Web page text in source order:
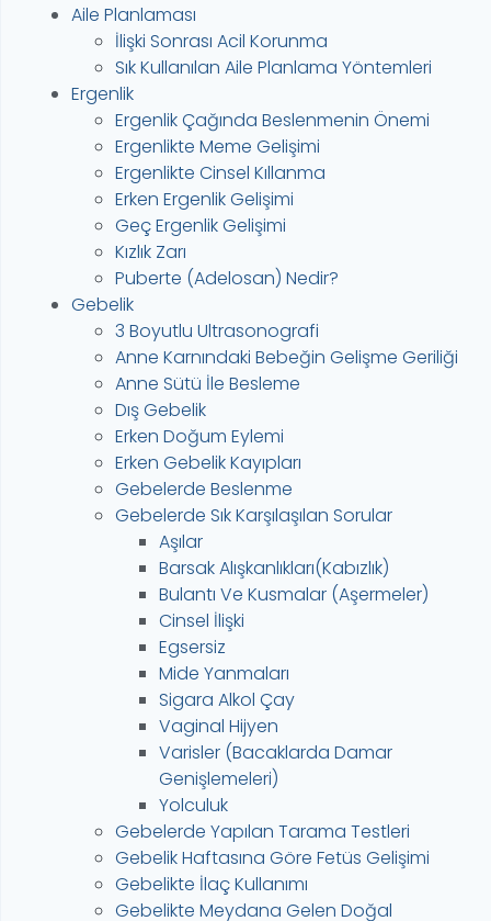
Aile Planlaması
İlişki Sonrası Acil Korunma
Sık Kullanılan Aile Planlama Yöntemleri
Ergenlik
Ergenlik Çağında Beslenmenin Önemi
Ergenlikte Meme Gelişimi
Ergenlikte Cinsel Kıllanma
Erken Ergenlik Gelişimi
Geç Ergenlik Gelişimi
Kızlık Zarı
Puberte (Adelosan) Nedir?
Gebelik
3 Boyutlu Ultrasonografi
Anne Karnındaki Bebeğin Gelişme Geriliği
Anne Sütü İle Besleme
Dış Gebelik
Erken Doğum Eylemi
Erken Gebelik Kayıpları
Gebelerde Beslenme
Gebelerde Sık Karşılaşılan Sorular
Aşılar
Barsak Alışkanlıkları(Kabızlık)
Bulantı Ve Kusmalar (Aşermeler)
Cinsel İlişki
Egsersiz
Mide Yanmaları
Sigara Alkol Çay
Vaginal Hijyen
Varisler (Bacaklarda Damar
Genişlemeleri)
Yolculuk
Gebelerde Yapılan Tarama Testleri
Gebelik Haftasına Göre Fetüs Gelişimi
Gebelikte İlaç Kullanımı
Gebelikte Meydana Gelen Doğal